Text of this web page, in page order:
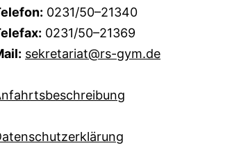
0231/50–21340
0231/50–21369
sekretariat@rs-gym.de